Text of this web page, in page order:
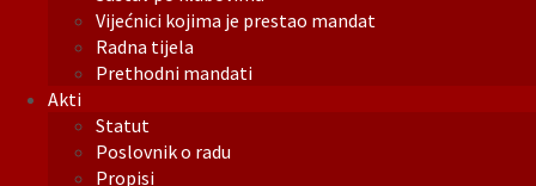
Vijećnici kojima je prestao mandat
Radna tijela
Prethodni mandati
Akti
Statut
Poslovnik o radu
Propisi